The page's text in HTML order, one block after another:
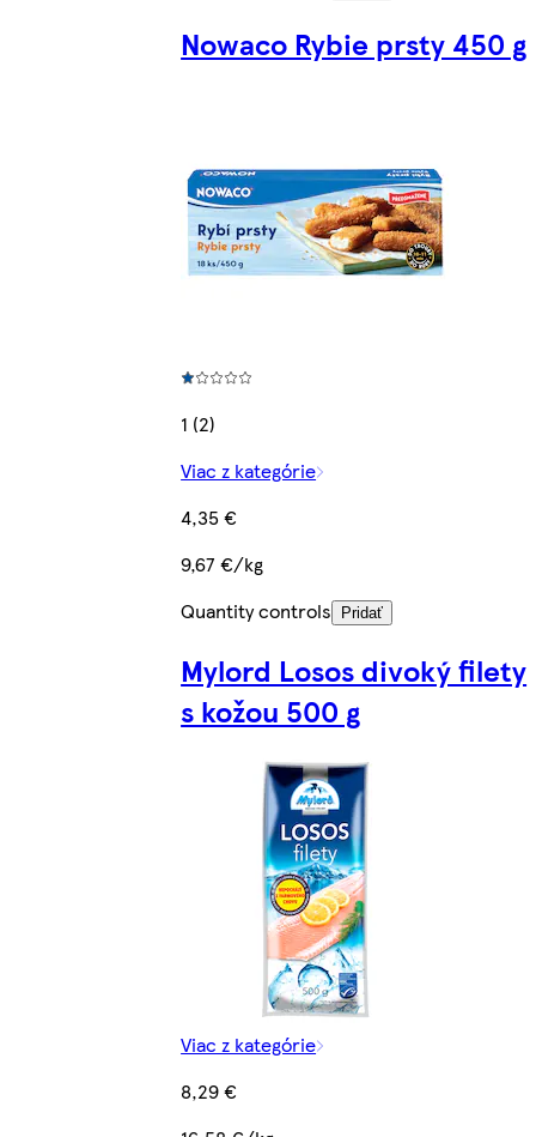
Nowaco Rybie prsty 450 g
1 (2)
Viac z kategórie
4,35 €
9,67 €/kg
Quantity controls
Pridať
Mylord Losos divoký filety
s kožou 500 g
Viac z kategórie
8,29 €